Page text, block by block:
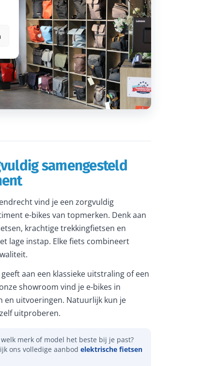
samengesteld
vind je een zorgvuldig
e-bikes van topmerken. Denk aan
krachtige trekkingfietsen en
lage instap. Elke fiets combineert
aan een klassieke uitstraling of een
showroom vind je e-bikes in
en uitvoeringen. Natuurlijk kun je
uitproberen.
merk of model het beste bij je past?
ons volledige aanbod elektrische fietsen